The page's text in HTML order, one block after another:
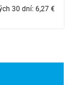
30 dní: 6,27 €